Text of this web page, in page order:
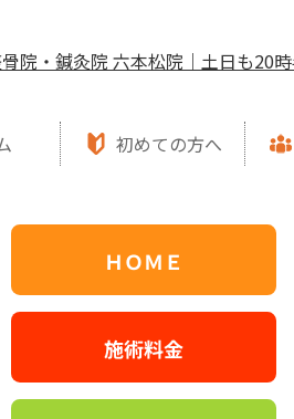
初めての方へ
ＨＯＭＥ
施術料金